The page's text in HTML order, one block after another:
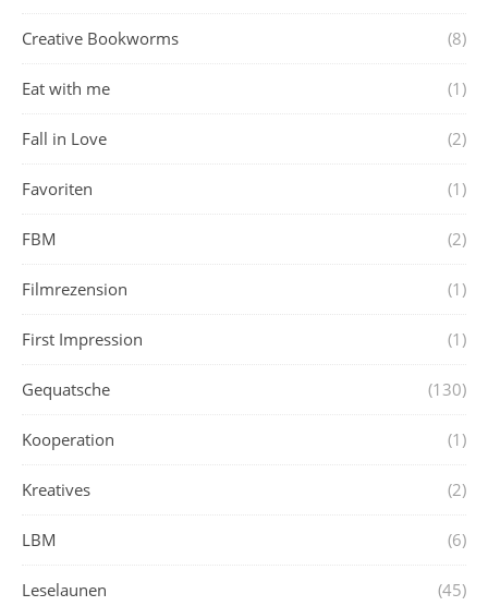
Creative Bookworms (8)
Eat with me (1)
Fall in Love (2)
Favoriten (1)
FBM (2)
Filmrezension (1)
First Impression (1)
Gequatsche (130)
Kooperation (1)
Kreatives (2)
LBM (6)
Leselaunen (45)